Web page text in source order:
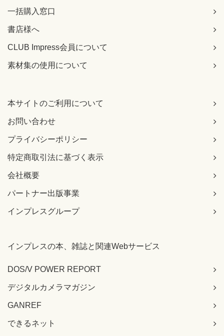
Q168 フィルタを解除したい
Q169 レコードを集計したい
Q170 データシートの既定の文字を大きくしたい
Q172 データシートでテーブルのデザインが変更されるのを
Q174 一対多リレーションシップって何？
Q176 多対多リレーションシップって何？
Q178 ［テーブルの表示］ダイアログボックスが表示されな
い
Q179 リレーションシップの設定を変更したい
Q180 「ロックできませんでした」というエラーが出る
Q182 設定したはずのリレーションシップが表示されない
Q183 フィールドをドラッグする方向に決まりはあるの？
Q184 「同じデータ型で同じ数のフィールドに……」という
Q186 「参照整合性を設定できません」というエラーが出る
Q188 「固有インデックスが見つかりません」というエラー
Q189 ［参照整合性］チェックボックスが無効になる
ティーブレイク 土台をしっかり作り込めば後の作業がラクに
なる
一括購入窓口
書店様へ
CLUB Impress会員について
素材集の使用について
本サイトのご利用について
お問い合わせ
プライバシーポリシー
特定商取引法に基づく表示
会社概要
パートナー出版事業
インプレスグループ
インプレスの本、雑誌と関連Webサービス
DOS/V POWER REPORT
デジタルカメラマガジン
GANREF
できるネット